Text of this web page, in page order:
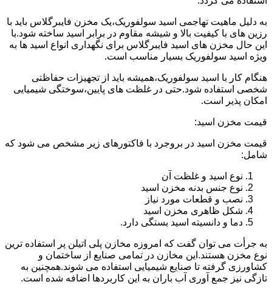
به دلیل ماهیت تهاجمی اسید سولفوریک،یک مخزن فایبرگلاس باید با
رزین های با کیفیت بالا و شیشه مقاوم در برابر اسید ساخته شود.با
این حال مخزن های اسید فایبرگلاس برای نگهداری انواع اسید ها به
ویژه اسید سولفوریک بسیار مناسب است.
هنگام کار با اسید سولفوریک،همیشه باید از تجهیزات حفاظتی
شخصی استفاده شود.حتی در غلظت های پایین،سوختگی شیمیایی
امکان پذیر است.
قیمت مخزن اسید:
قیمت مخزن اسید در بروجرد با فاکتورهای زیر مشخص می شود که
شامل:
نوع اسید و غلظت آن
نوع جنس بدنه مخزن اسید
نصب و قطعات مورد نیاز
شکل ظاهری مخزن اسید
دما و دانسیته اسید بستگی دارد.
به جرأت می توان گفت که امروزه مخازن پلی اتیلن پر استفاده ترین
نوع مخزن هستند.این مخازن در تمامی صنایع از ساختمان و
کشاورزی گرفته تا صنایع شیمیایی استفاده می شوند.همچنین به
تازگی نیز جمع آوری آب باران به این کاربردها اضافه شده است.